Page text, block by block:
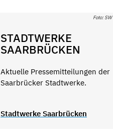
Foto: SW
STADTWERKE
SAARBRÜCKEN
Aktuelle Pressemitteilungen der
Saarbrücker Stadtwerke.
Stadtwerke Saarbrücken